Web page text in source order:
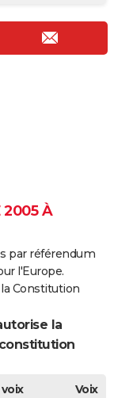
2005 À
par référendum
l'Europe.
Constitution
la
Voix